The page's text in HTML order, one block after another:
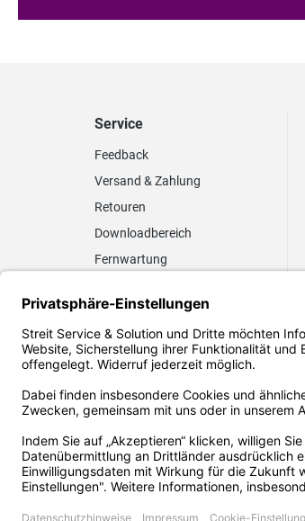
Service
Feedback
Versand & Zahlung
Retouren
Downloadbereich
Fernwartung
Elektronischer
Rechnungsversand
FAQ EUDR